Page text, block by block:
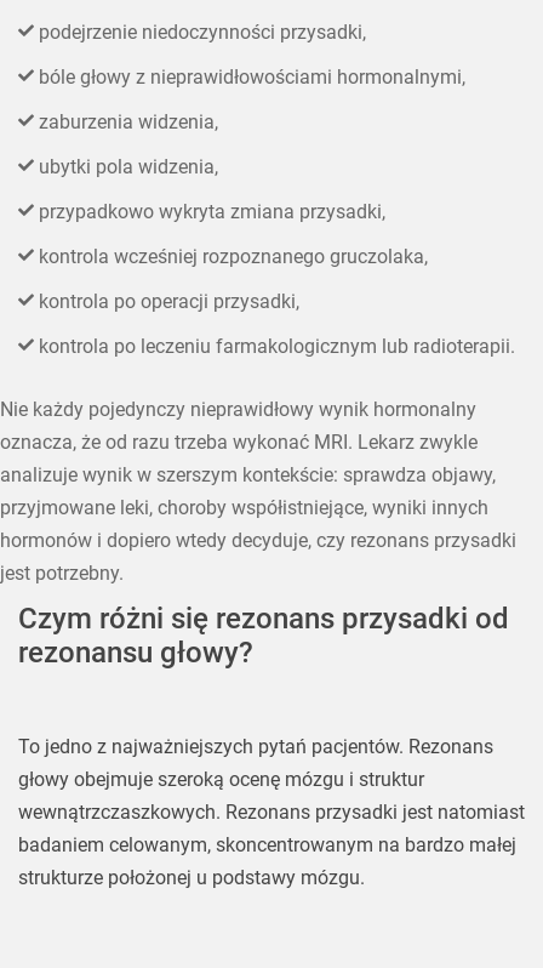
podejrzenie niedoczynności przysadki,
bóle głowy z nieprawidłowościami hormonalnymi,
zaburzenia widzenia,
ubytki pola widzenia,
przypadkowo wykryta zmiana przysadki,
kontrola wcześniej rozpoznanego gruczolaka,
kontrola po operacji przysadki,
kontrola po leczeniu farmakologicznym lub radioterapii.
Nie każdy pojedynczy nieprawidłowy wynik hormonalny
oznacza, że od razu trzeba wykonać MRI. Lekarz zwykle
analizuje wynik w szerszym kontekście: sprawdza objawy,
przyjmowane leki, choroby współistniejące, wyniki innych
hormonów i dopiero wtedy decyduje, czy rezonans przysadki
jest potrzebny.
Czym różni się rezonans przysadki od
rezonansu głowy?
To jedno z najważniejszych pytań pacjentów. Rezonans
głowy obejmuje szeroką ocenę mózgu i struktur
wewnątrzczaszkowych. Rezonans przysadki jest natomiast
badaniem celowanym, skoncentrowanym na bardzo małej
strukturze położonej u podstawy mózgu.